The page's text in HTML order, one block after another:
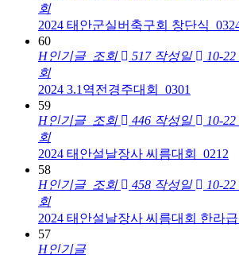
회
2024 태안군실버축구회 창단식
60
H인기글 조회 517 작성일 10-22
회
2024 3.1역전경주대회_0301
59
H인기글 조회 446 작성일 10-22
회
2024 태안설날장사 씨름대회_0212
58
H인기글 조회 458 작성일 10-22
회
2024 태안설날장사 씨름대회 한라급
57
H인기글